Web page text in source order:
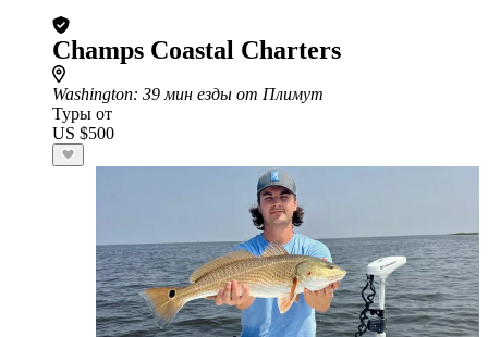
Champs Coastal Charters
Washington: 39 мин езды от Плимут
Туры от
US $500